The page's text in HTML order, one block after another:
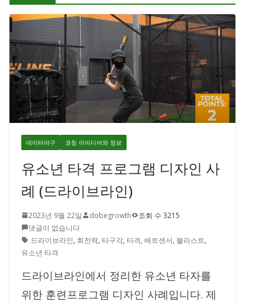
데이터야구 코칭 아이디어와 정보
유소년 타격 프로그램 디자인 사
례 (드라이브라인)
2023년 9월 22일 dobegrowth
조회 수 3215
댓글이 없습니다
드라이브라인, 회전력, 타구각, 타격, 배트센서, 블라스트,
유소년 타격
드라이브라인에서 정리한 유소년 타자를
위한 훈련프로그램 디자인 사례입니다. 제